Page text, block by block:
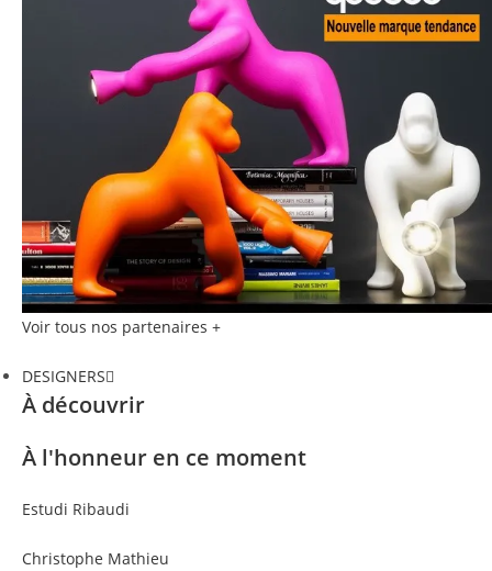
Voir tous nos partenaires +
DESIGNERS
À découvrir
À l'honneur en ce moment
Estudi Ribaudi
Christophe Mathieu